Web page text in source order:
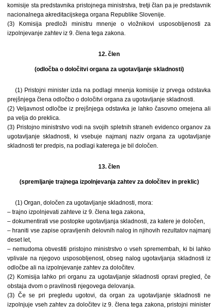
komisije sta predstavnika pristojnega ministrstva, tretji član pa je predstavnik
nacionalnega akreditacijskega organa Republike Slovenije.
(3) Komisija predloži ministru mnenje o vložnikovi usposobljenosti za
izpolnjevanje zahtev iz 9. člena tega zakona.
12. člen
(odločba o določitvi organa za ugotavljanje skladnosti)
(1) Pristojni minister izda na podlagi mnenja komisije iz prvega odstavka
prejšnjega člena odločbo o določitvi organa za ugotavljanje skladnosti.
(2) Veljavnost odločbe iz prejšnjega odstavka je lahko časovno omejena ali
pa velja do preklica.
(3) Pristojno ministrstvo vodi na svojih spletnih straneh evidenco organov za
ugotavljanje skladnosti, ki vsebuje najmanj naziv organa za ugotavljanje
skladnosti ter predpis, na podlagi katerega je bil določen.
13. člen
(spremljanje trajnega izpolnjevanja zahtev za določitev in preklic)
(1) Organ, določen za ugotavljanje skladnosti, mora:
– trajno izpolnjevati zahteve iz 9. člena tega zakona,
– dokumentirati vse postopke ugotavljanja skladnosti, za katere je določen,
– hraniti vse zapise opravljenih delovnih nalog in njihovih rezultatov najmanj
deset let,
– nemudoma obvestiti pristojno ministrstvo o vseh spremembah, ki bi lahko
vplivale na njegovo usposobljenost, obseg nalog ugotavljanja skladnosti iz
odločbe ali na izpolnjevanje zahtev za določitev.
(2) Komisija lahko pri organu za ugotavljanje skladnosti opravi pregled, če
obstaja dvom o pravilnosti njegovega delovanja.
(3) Če se pri pregledu ugotovi, da organ za ugotavljanje skladnosti ne
izpolnjuje vseh zahtev za določitev iz 9. člena tega zakona, pristojni minister